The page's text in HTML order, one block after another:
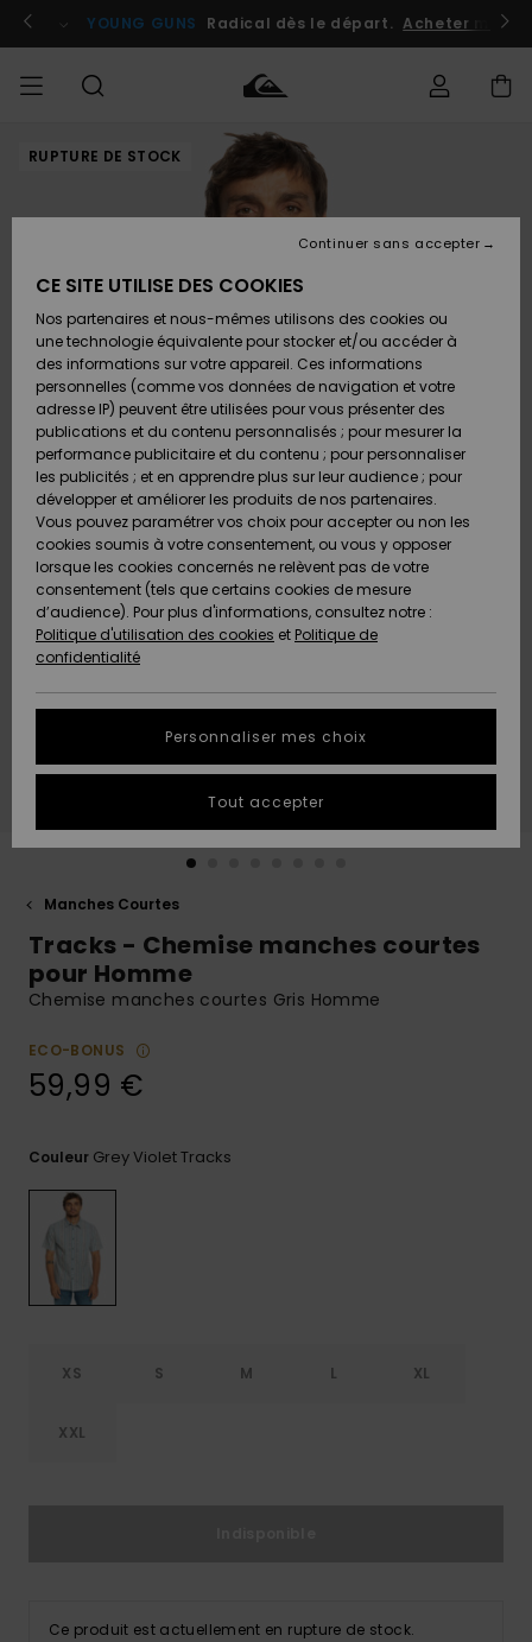
l'information
le
Se connecter / s'inscrire
YOUNG GUNS Radical dès le départ. Acheter
HOMME Vêtements
Chaussures
& Tongs
Surf
Snow
Nouveautés
A
Découvrir
Vêtements
Chaussures
& Tongs
Surf
Snow
Nouveautés
A
Découvrir
FEMME
Shop
A
Découvrir
Snow
SURF
Surf
Shop
Homme
Surf
Shop
Enfant
Highlights
Communauté
SNOW
Snow
Shop
Homme
Snow
Shop
Enfant
Snow
Shop
Femme
A
Découvrir
Communauté
OUTLET
Outlet
Homme
Enfant
Outlet
Femme
AIDE &
CONTACT
Accéder à
commande
Retours
Paiement
Carte
Cadeau
Quiksilver
Freedom
Protection
des
tailles
conversation
obtenir la
plus rapide
à votre
question.
aux
la FAQ
MAGASINS
QUIKSILVER
RUPTURE DE STOCK
Manches Courtes
Tracks - Chemise manches courtes
pour Homme
Chemise manches courtes Gris Homme
ECO-BONUS
59,99 €
Couleur Grey Violet Tracks
XS S M L XL
XXL
Ce produit est actuellement en rupture de stock.
CE SITE UTILISE DES COOKIES
Nos partenaires et nous-mêmes utilisons des cookies ou
une technologie équivalente pour stocker et/ou accéder à
des informations sur votre appareil. Ces informations
personnelles (comme vos données de navigation et votre
adresse IP) peuvent être utilisées pour vous présenter des
publications et du contenu personnalisés ; pour mesurer la
performance publicitaire et du contenu ; pour personnaliser
les publicités ; et en apprendre plus sur leur audience ; pour
développer et améliorer les produits de nos partenaires.
Vous pouvez paramétrer vos choix pour accepter ou non les
cookies soumis à votre consentement, ou vous y opposer
lorsque les cookies concernés ne relèvent pas de votre
consentement (tels que certains cookies de mesure
d’audience). Pour plus d'informations, consultez notre :
Politique d'utilisation des cookies et Politique de
confidentialité
Personnaliser mes choix
Continuer sans accepter
Tout accepter